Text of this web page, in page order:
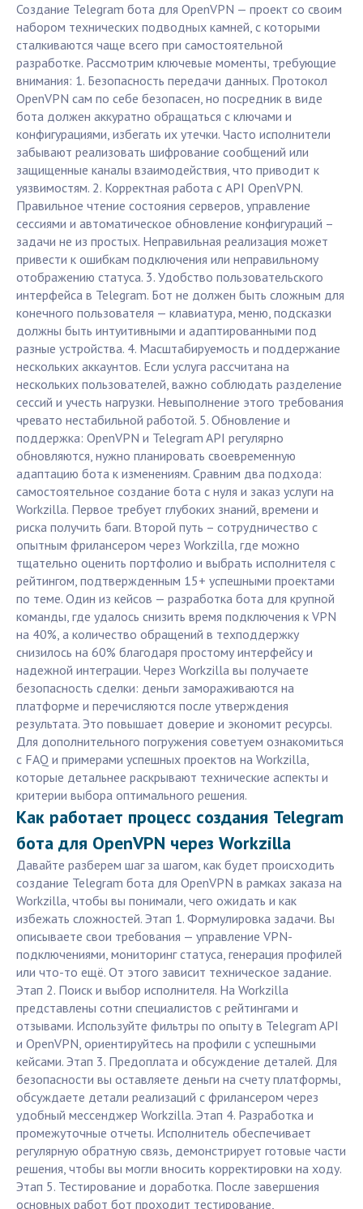
Создание Telegram бота для OpenVPN — проект со своим
набором технических подводных камней, с которыми
сталкиваются чаще всего при самостоятельной
разработке. Рассмотрим ключевые моменты, требующие
внимания: 1. Безопасность передачи данных. Протокол
OpenVPN сам по себе безопасен, но посредник в виде
бота должен аккуратно обращаться с ключами и
конфигурациями, избегать их утечки. Часто исполнители
забывают реализовать шифрование сообщений или
защищенные каналы взаимодействия, что приводит к
уязвимостям. 2. Корректная работа с API OpenVPN.
Правильное чтение состояния серверов, управление
сессиями и автоматическое обновление конфигураций –
задачи не из простых. Неправильная реализация может
привести к ошибкам подключения или неправильному
отображению статуса. 3. Удобство пользовательского
интерфейса в Telegram. Бот не должен быть сложным для
конечного пользователя — клавиатура, меню, подсказки
должны быть интуитивными и адаптированными под
разные устройства. 4. Масштабируемость и поддержание
нескольких аккаунтов. Если услуга рассчитана на
нескольких пользователей, важно соблюдать разделение
сессий и учесть нагрузки. Невыполнение этого требования
чревато нестабильной работой. 5. Обновление и
поддержка: OpenVPN и Telegram API регулярно
обновляются, нужно планировать своевременную
адаптацию бота к изменениям. Сравним два подхода:
самостоятельное создание бота с нуля и заказ услуги на
Workzilla. Первое требует глубоких знаний, времени и
риска получить баги. Второй путь – сотрудничество с
опытным фрилансером через Workzilla, где можно
тщательно оценить портфолио и выбрать исполнителя с
рейтингом, подтвержденным 15+ успешными проектами
по теме. Один из кейсов — разработка бота для крупной
команды, где удалось снизить время подключения к VPN
на 40%, а количество обращений в техподдержку
снизилось на 60% благодаря простому интерфейсу и
надежной интеграции. Через Workzilla вы получаете
безопасность сделки: деньги замораживаются на
платформе и перечисляются после утверждения
результата. Это повышает доверие и экономит ресурсы.
Для дополнительного погружения советуем ознакомиться
с FAQ и примерами успешных проектов на Workzilla,
которые детальнее раскрывают технические аспекты и
критерии выбора оптимального решения.
Как работает процесс создания Telegram
бота для OpenVPN через Workzilla
Давайте разберем шаг за шагом, как будет происходить
создание Telegram бота для OpenVPN в рамках заказа на
Workzilla, чтобы вы понимали, чего ожидать и как
избежать сложностей. Этап 1. Формулировка задачи. Вы
описываете свои требования — управление VPN-
подключениями, мониторинг статуса, генерация профилей
или что-то ещё. От этого зависит техническое задание.
Этап 2. Поиск и выбор исполнителя. На Workzilla
представлены сотни специалистов с рейтингами и
отзывами. Используйте фильтры по опыту в Telegram API
и OpenVPN, ориентируйтесь на профили с успешными
кейсами. Этап 3. Предоплата и обсуждение деталей. Для
безопасности вы оставляете деньги на счету платформы,
обсуждаете детали реализаций с фрилансером через
удобный мессенджер Workzilla. Этап 4. Разработка и
промежуточные отчеты. Исполнитель обеспечивает
регулярную обратную связь, демонстрирует готовые части
решения, чтобы вы могли вносить корректировки на ходу.
Этап 5. Тестирование и доработка. После завершения
основных работ бот проходит тестирование,